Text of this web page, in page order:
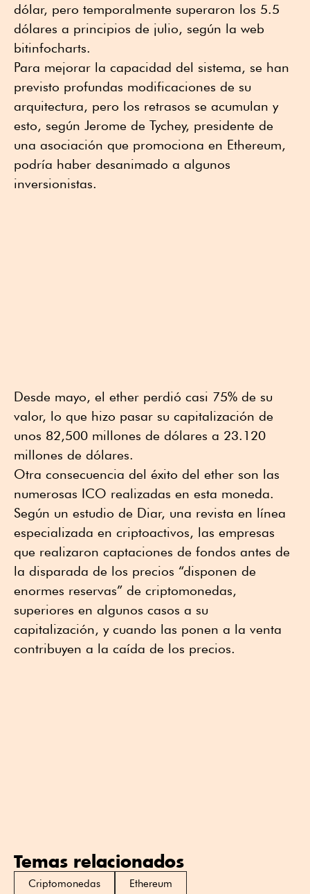
dólar, pero temporalmente superaron los 5.5
dólares a principios de julio, según la web
bitinfocharts.
Para mejorar la capacidad del sistema, se han
previsto profundas modificaciones de su
arquitectura, pero los retrasos se acumulan y
esto, según Jerome de Tychey, presidente de
una asociación que promociona en Ethereum,
podría haber desanimado a algunos
inversionistas.
Desde mayo, el ether perdió casi 75% de su
valor, lo que hizo pasar su capitalización de
unos 82,500 millones de dólares a 23.120
millones de dólares.
Otra consecuencia del éxito del ether son las
numerosas ICO realizadas en esta moneda.
Según un estudio de Diar, una revista en línea
especializada en criptoactivos, las empresas
que realizaron captaciones de fondos antes de
la disparada de los precios “disponen de
enormes reservas” de criptomonedas,
superiores en algunos casos a su
capitalización, y cuando las ponen a la venta
contribuyen a la caída de los precios.
Temas relacionados
Criptomonedas Ethereum